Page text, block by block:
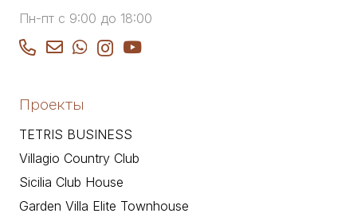
Пн-пт с 9:00 до 18:00
Проекты
TETRIS BUSINESS
Villagio Country Club
Sicilia Club House
Garden Villa Elite Townhouse